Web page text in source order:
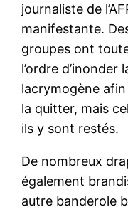
journaliste de
manifestante.
groupes ont
l’ordre d’inonder
lacrymogène afin
la quitter, mais
ils y sont restés.
De nombreux
également
autre banderole